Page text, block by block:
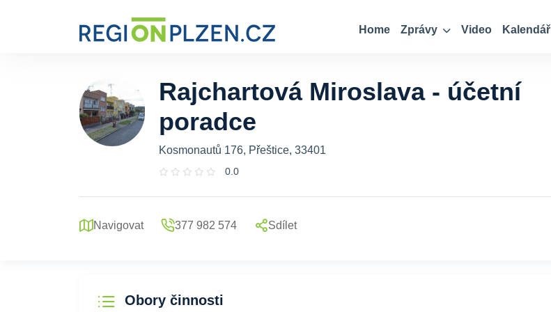
Home Zprávy Video Kalendář
Rajchartová Miroslava - účetní
poradce
Kosmonautů 176, Přeštice, 33401
0.0
Navigovat 377 982 574 Sdílet
Obory činnosti